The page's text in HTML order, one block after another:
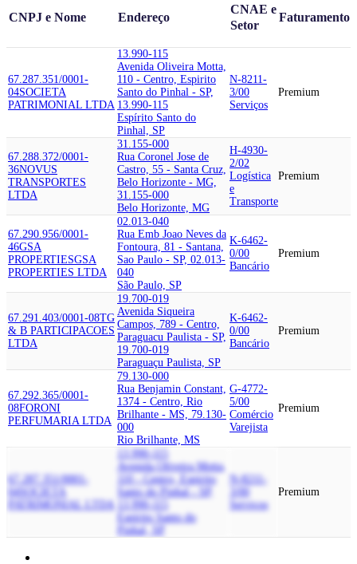
CNPJ e Nome Endereço
CNAE e
Setor
Faturamento
67.287.351/0001-
04SOCIETA
PATRIMONIAL LTDA
13.990-115
Avenida Oliveira Motta,
110 - Centro, Espirito
Santo do Pinhal - SP,
13.990-115
Espírito Santo do
Pinhal, SP
N-8211-
3/00
Serviços
Premium
67.288.372/0001-
36NOVUS
TRANSPORTES
LTDA
31.155-000
Rua Coronel Jose de
Castro, 55 - Santa Cruz,
Belo Horizonte - MG,
31.155-000
Belo Horizonte, MG
H-4930-
2/02
Logística
e
Transporte
Premium
67.290.956/0001-
46GSA
PROPERTIESGSA
PROPERTIES LTDA
02.013-040
Rua Emb Joao Neves da
Fontoura, 81 - Santana,
Sao Paulo - SP, 02.013-
040
São Paulo, SP
K-6462-
0/00
Bancário
Premium
67.291.403/0001-08TG
& B PARTICIPACOES
LTDA
19.700-019
Avenida Siqueira
Campos, 789 - Centro,
Paraguacu Paulista - SP,
19.700-019
Paraguaçu Paulista, SP
K-6462-
0/00
Bancário
Premium
67.292.365/0001-
08FORONI
PERFUMARIA LTDA
79.130-000
Rua Benjamin Constant,
1374 - Centro, Rio
Brilhante - MS, 79.130-
000
Rio Brilhante, MS
G-4772-
5/00
Comércio
Varejista
Premium
67.287.351/0001-
04
PATRIMONIAL LTDA
13.990-115
Avenida Oliveira Motta,
110 - Centro, Espirito
Santo do Pinhal - SP,
13.990-115
Espírito Santo do
Pinhal, SP
N-8211-
Serviços
Premium